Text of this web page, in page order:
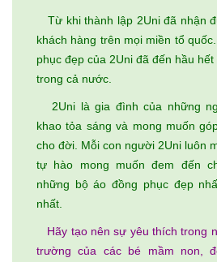
Từ khi thành lập 2Uni đã nhận
khách hàng trên mọi miền tổ
phục đẹp của 2Uni đã đến hầu
trong cả nước.
2Uni là gia đình của những
khao tỏa sáng và mong muốn
cho đời. Mỗi con người 2Uni luôn
tự hào mong muốn đem đến
những bộ áo đồng phục đẹp
nhất.
Hãy tạo nên sự yêu thích trong
trường của các bé mầm non,